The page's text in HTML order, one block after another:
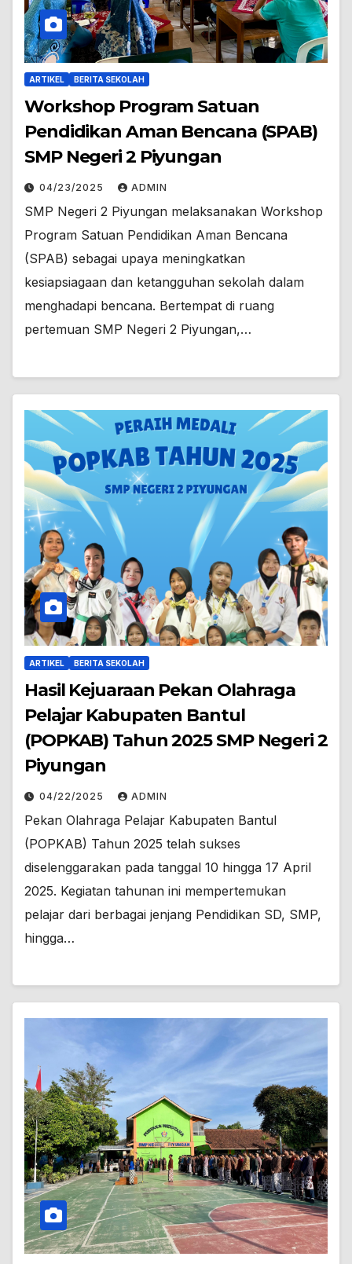
ARTIKEL BERITA SEKOLAH
Workshop Program Satuan
Pendidikan Aman Bencana (SPAB)
SMP Negeri 2 Piyungan
04/23/2025 ADMIN
SMP Negeri 2 Piyungan melaksanakan Workshop
Program Satuan Pendidikan Aman Bencana
(SPAB) sebagai upaya meningkatkan
kesiapsiagaan dan ketangguhan sekolah dalam
menghadapi bencana. Bertempat di ruang
pertemuan SMP Negeri 2 Piyungan,…
ARTIKEL BERITA SEKOLAH
Hasil Kejuaraan Pekan Olahraga
Pelajar Kabupaten Bantul
(POPKAB) Tahun 2025 SMP Negeri 2
Piyungan
04/22/2025 ADMIN
Pekan Olahraga Pelajar Kabupaten Bantul
(POPKAB) Tahun 2025 telah sukses
diselenggarakan pada tanggal 10 hingga 17 April
2025. Kegiatan tahunan ini mempertemukan
pelajar dari berbagai jenjang Pendidikan SD, SMP,
hingga…